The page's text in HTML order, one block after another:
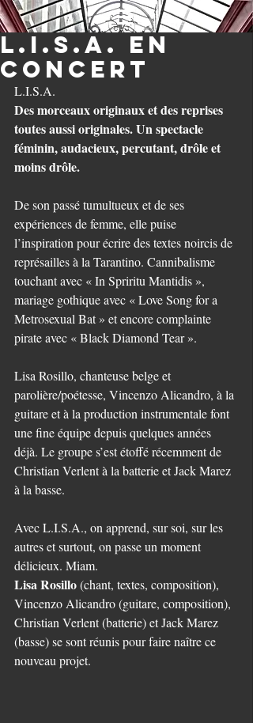
L.I.S.A. en
concert
L.I.S.A.
Des morceaux originaux et des reprises
toutes aussi originales. Un spectacle
féminin, audacieux, percutant, drôle et
moins drôle.
De son passé tumultueux et de ses
expériences de femme, elle puise
l’inspiration pour écrire des textes noircis de
représailles à la Tarantino. Cannibalisme
touchant avec « In Spriritu Mantidis »,
mariage gothique avec « Love Song for a
Metrosexual Bat » et encore complainte
pirate avec « Black Diamond Tear ».
Lisa Rosillo, chanteuse belge et
parolière/poétesse, Vincenzo Alicandro, à la
guitare et à la production instrumentale font
une fine équipe depuis quelques années
déjà. Le groupe s’est étoffé récemment de
Christian Verlent à la batterie et Jack Marez
à la basse.
Avec L.I.S.A., on apprend, sur soi, sur les
autres et surtout, on passe un moment
délicieux. Miam.
Lisa Rosillo (chant, textes, composition),
Vincenzo Alicandro (guitare, composition),
Christian Verlent (batterie) et Jack Marez
(basse) se sont réunis pour faire naître ce
nouveau projet.